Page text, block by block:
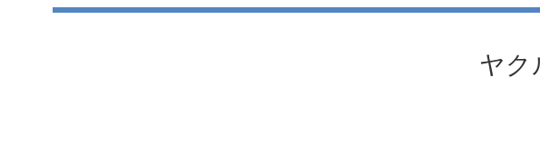
ヤク